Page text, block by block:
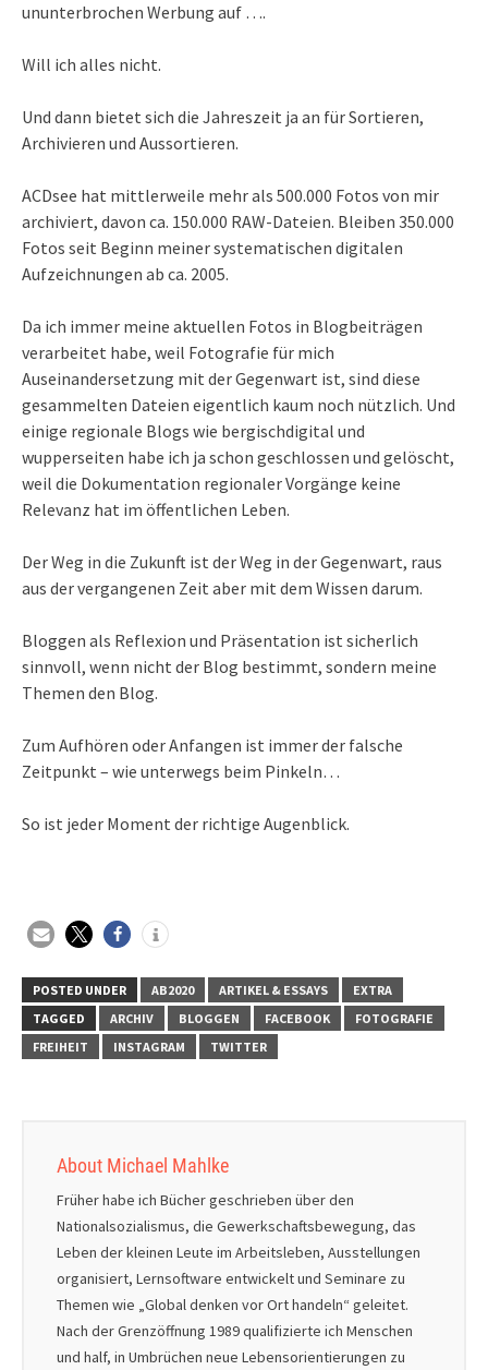
ununterbrochen Werbung auf ….
Will ich alles nicht.
Und dann bietet sich die Jahreszeit ja an für Sortieren,
Archivieren und Aussortieren.
ACDsee hat mittlerweile mehr als 500.000 Fotos von mir
archiviert, davon ca. 150.000 RAW-Dateien. Bleiben 350.000
Fotos seit Beginn meiner systematischen digitalen
Aufzeichnungen ab ca. 2005.
Da ich immer meine aktuellen Fotos in Blogbeiträgen
verarbeitet habe, weil Fotografie für mich
Auseinandersetzung mit der Gegenwart ist, sind diese
gesammelten Dateien eigentlich kaum noch nützlich. Und
einige regionale Blogs wie bergischdigital und
wupperseiten habe ich ja schon geschlossen und gelöscht,
weil die Dokumentation regionaler Vorgänge keine
Relevanz hat im öffentlichen Leben.
Der Weg in die Zukunft ist der Weg in der Gegenwart, raus
aus der vergangenen Zeit aber mit dem Wissen darum.
Bloggen als Reflexion und Präsentation ist sicherlich
sinnvoll, wenn nicht der Blog bestimmt, sondern meine
Themen den Blog.
Zum Aufhören oder Anfangen ist immer der falsche
Zeitpunkt – wie unterwegs beim Pinkeln…
So ist jeder Moment der richtige Augenblick.
POSTED UNDER AB2020 ARTIKEL & ESSAYS
EXTRA
TAGGED
ARCHIV BLOGGEN FACEBOOK
FOTOGRAFIE
FREIHEIT
INSTAGRAM TWITTER
About Michael Mahlke
Früher habe ich Bücher geschrieben über den
Nationalsozialismus, die Gewerkschaftsbewegung, das
Leben der kleinen Leute im Arbeitsleben, Ausstellungen
organisiert, Lernsoftware entwickelt und Seminare zu
Themen wie „Global denken vor Ort handeln“ geleitet.
Nach der Grenzöffnung 1989 qualifizierte ich Menschen
und half, in Umbrüchen neue Lebensorientierungen zu